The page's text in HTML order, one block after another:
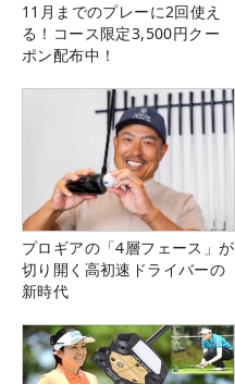
11月までのプレーに2回使え
る！コース限定3,500円クー
ポン配布中！
プロギアの「4層フェース」が
切り開く高初速ドライバーの
新時代